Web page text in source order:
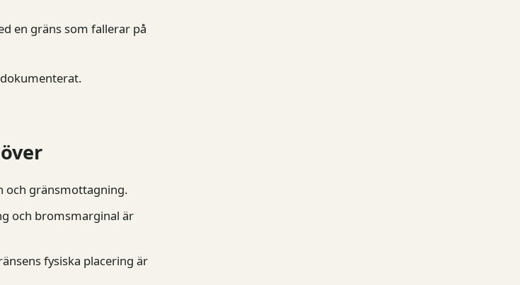
en gräns som fallerar på
och gränsmottagning.
och bromsmarginal är
fysiska placering är